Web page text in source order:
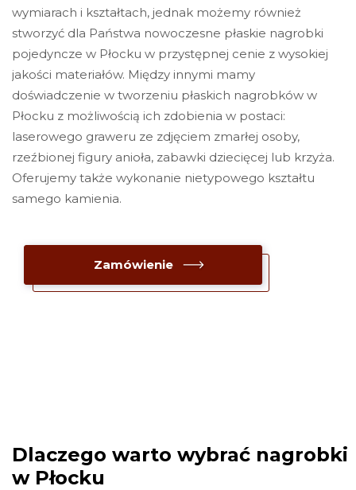
wymiarach i kształtach, jednak możemy również
stworzyć dla Państwa nowoczesne płaskie nagrobki
pojedyncze w Płocku w przystępnej cenie z wysokiej
jakości materiałów. Między innymi mamy
doświadczenie w tworzeniu płaskich nagrobków w
Płocku z możliwością ich zdobienia w postaci:
laserowego graweru ze zdjęciem zmarłej osoby,
rzeźbionej figury anioła, zabawki dziecięcej lub krzyża.
Oferujemy także wykonanie nietypowego kształtu
samego kamienia.
Zamówienie
Dlaczego warto wybrać nagrobki
w Płocku